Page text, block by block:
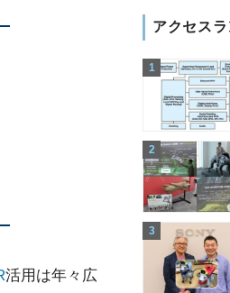
活用は年々広
アクセス